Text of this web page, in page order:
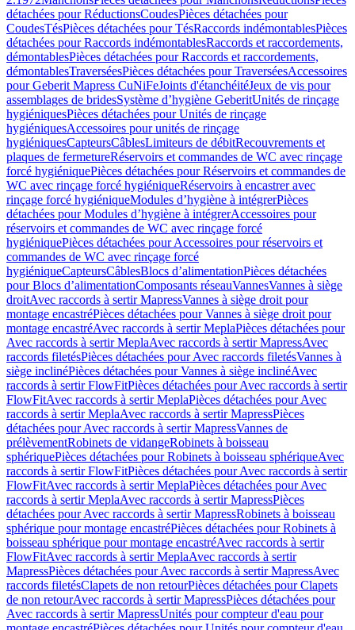
détachées pour RéductionsCoudesPièces détachées pour
CoudesTésPièces détachées pour TésRaccords indémontablesPièces
détachées pour Raccords indémontablesRaccords et raccordements,
démontablesPièces détachées pour Raccords et raccordements,
démontablesTraverséesPièces détachées pour TraverséesAccessoires
pour Geberit Mapress CuNiFeJoints d'étanchéitéJeux de vis pour
assemblages de bridesSystème d’hygiène GeberitUnités de rinçage
hygiéniquesPièces détachées pour Unités de rinçage
hygiéniquesAccessoires pour unités de rinçage
hygiéniquesCapteursCâblesLimiteurs de débitRecouvrements et
plaques de fermetureRéservoirs et commandes de WC avec rinçage
forcé hygiéniquePièces détachées pour Réservoirs et commandes de
WC avec rinçage forcé hygiéniqueRéservoirs à encastrer avec
rinçage forcé hygiéniqueModules d’hygiène à intégrerPièces
détachées pour Modules d’hygiène à intégrerAccessoires pour
réservoirs et commandes de WC avec rinçage forcé
hygiéniquePièces détachées pour Accessoires pour réservoirs et
commandes de WC avec rinçage forcé
hygiéniqueCapteursCâblesBlocs d’alimentationPièces détachées
pour Blocs d’alimentationComposants réseauVannesVannes à siège
droitAvec raccords à sertir MapressVannes à siège droit pour
montage encastréPièces détachées pour Vannes à siège droit pour
montage encastréAvec raccords à sertir MeplaPièces détachées pour
Avec raccords à sertir MeplaAvec raccords à sertir MapressAvec
raccords filetésPièces détachées pour Avec raccords filetésVannes à
siège inclinéPièces détachées pour Vannes à siège inclinéAvec
raccords à sertir FlowFitPièces détachées pour Avec raccords à sertir
FlowFitAvec raccords à sertir MeplaPièces détachées pour Avec
raccords à sertir MeplaAvec raccords à sertir MapressPièces
détachées pour Avec raccords à sertir MapressVannes de
prélèvementRobinets de vidangeRobinets à boisseau
sphériquePièces détachées pour Robinets à boisseau sphériqueAvec
raccords à sertir FlowFitPièces détachées pour Avec raccords à sertir
FlowFitAvec raccords à sertir MeplaPièces détachées pour Avec
raccords à sertir MeplaAvec raccords à sertir MapressPièces
détachées pour Avec raccords à sertir MapressRobinets à boisseau
sphérique pour montage encastréPièces détachées pour Robinets à
boisseau sphérique pour montage encastréAvec raccords à sertir
FlowFitAvec raccords à sertir MeplaAvec raccords à sertir
MapressPièces détachées pour Avec raccords à sertir MapressAvec
raccords filetésClapets de non retourPièces détachées pour Clapets
de non retourAvec raccords à sertir MapressPièces détachées pour
Avec raccords à sertir MapressUnités pour compteur d'eau pour